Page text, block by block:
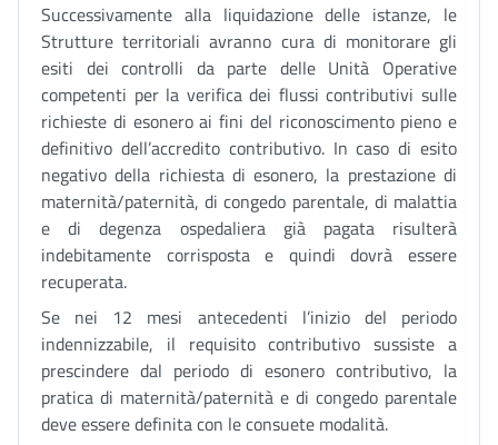
Successivamente alla liquidazione delle istanze, le
Strutture territoriali avranno cura di monitorare gli
esiti dei controlli da parte delle Unità Operative
competenti per la verifica dei flussi contributivi sulle
richieste di esonero ai fini del riconoscimento pieno e
definitivo dell’accredito contributivo. In caso di esito
negativo della richiesta di esonero, la prestazione di
maternità/paternità, di congedo parentale, di malattia
e di degenza ospedaliera già pagata risulterà
indebitamente corrisposta e quindi dovrà essere
recuperata.
Se nei 12 mesi antecedenti l’inizio del periodo
indennizzabile, il requisito contributivo sussiste a
prescindere dal periodo di esonero contributivo, la
pratica di maternità/paternità e di congedo parentale
deve essere definita con le consuete modalità.